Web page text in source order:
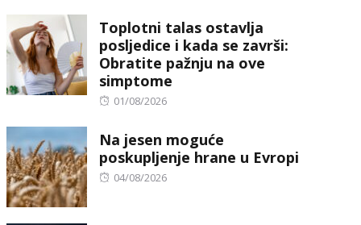
Toplotni talas ostavlja
posljedice i kada se završi:
Obratite pažnju na ove
simptome
Posted
01/08/2026
Na jesen moguće
poskupljenje hrane u Evropi
Posted
04/08/2026